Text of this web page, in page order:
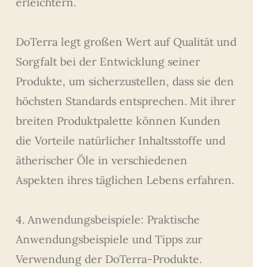
DoTerra legt großen Wert auf Qualität und
Sorgfalt bei der Entwicklung seiner
Produkte, um sicherzustellen, dass sie den
höchsten Standards entsprechen. Mit ihrer
breiten Produktpalette können Kunden
die Vorteile natürlicher Inhaltsstoffe und
ätherischer Öle in verschiedenen
Aspekten ihres täglichen Lebens erfahren.
4. Anwendungsbeispiele: Praktische
Anwendungsbeispiele und Tipps zur
Verwendung der DoTerra-Produkte.